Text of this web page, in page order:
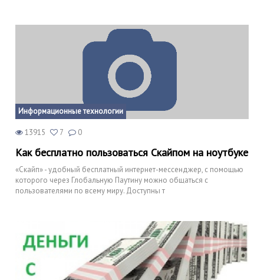
Информационные технологии
13915 7 0
Как бесплатно пользоваться Скайпом на ноутбуке
«Скайп» - удобный бесплатный интернет-мессенджер, с помощью
которого через Глобальную Паутину можно общаться с
пользователями по всему миру. Доступны т